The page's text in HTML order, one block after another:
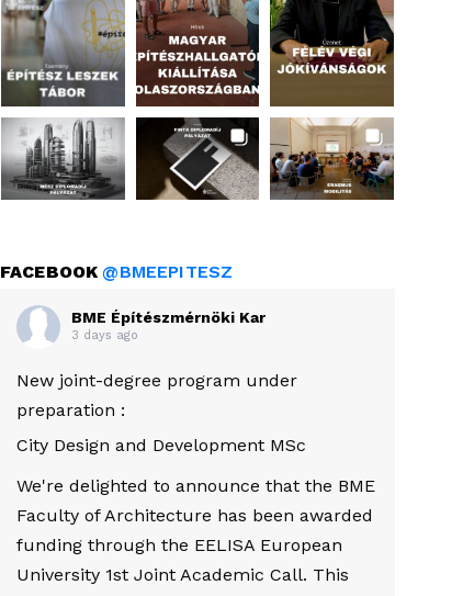
FACEBOOK@BMEEPITESZ
BME Építészmérnöki Kar
3 days ago
New joint-degree program under
preparation :
City Design and Development MSc
We're delighted to announce that the BME
Faculty of Architecture has been awarded
funding through the EELISA European
University 1st Joint Academic Call. This